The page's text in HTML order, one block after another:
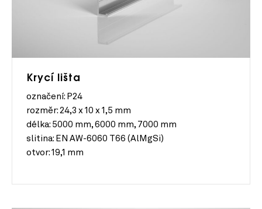
Krycí lišta
označení: P24
rozměr: 24,3 x 10 x 1,5 mm
délka: 5000 mm, 6000 mm, 7000 mm
slitina: EN AW-6060 T66 (AlMgSi)
otvor: 19,1 mm